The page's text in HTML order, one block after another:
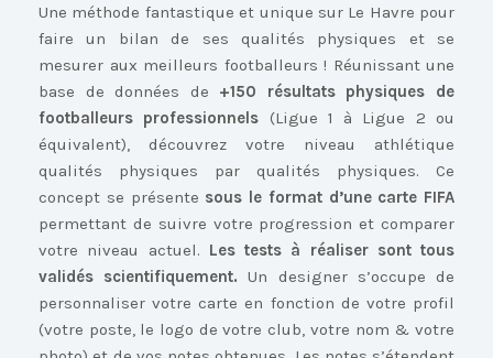
Une méthode fantastique et unique sur Le Havre pour
faire un bilan de ses qualités physiques et se
mesurer aux meilleurs footballeurs ! Réunissant une
base de données de +150 résultats physiques de
footballeurs professionnels (Ligue 1 à Ligue 2 ou
équivalent), découvrez votre niveau athlétique
qualités physiques par qualités physiques. Ce
concept se présente sous le format d’une carte FIFA
permettant de suivre votre progression et comparer
votre niveau actuel. Les tests à réaliser sont tous
validés scientifiquement. Un designer s’occupe de
personnaliser votre carte en fonction de votre profil
(votre poste, le logo de votre club, votre nom & votre